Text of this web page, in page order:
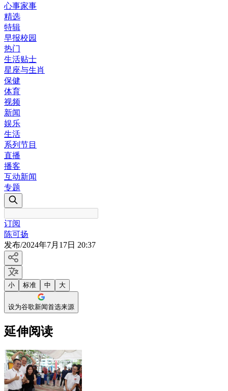
心事家事
精选
特辑
早报校园
热门
生活贴士
星座与生肖
保健
体育
视频
新闻
娱乐
生活
系列节目
直播
播客
互动新闻
专题
订阅
陈可扬
发布/2024年7月17日 20:37
小 标准 中 大
设为谷歌新闻首选来源
延伸阅读